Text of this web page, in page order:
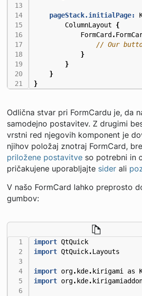
pageStack.initialPage:
ColumnLayout
{
FormCard.
}
}
}
}
Odlična stvar pri FormCardu je, da
samodejno postavitev. Z drugimi
vrstni red njegovih komponent je
njihov položaj znotraj FormCard,
priložene postavitveso potrebni in
pričakujene uporabljajte siderali
V našo FormCard lahko preprosto
gumbov:
import QtQuick
import QtQuick.Layouts
import org. kde. kirigami as
import org. kde.